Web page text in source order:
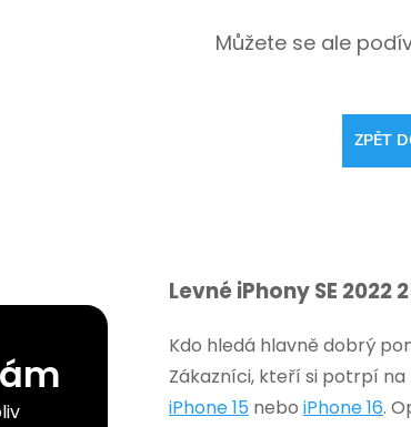
Můžete se ale
ZPĚT
Levné iPhony SE
Kdo hledá hlavně dobrý
Zákazníci, kteří si potrpí
iPhone 15 nebo iPhone 16.